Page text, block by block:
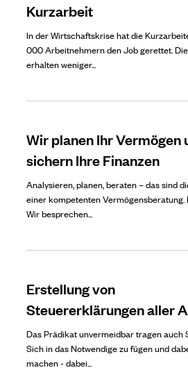
Kurzarbeit
In der Wirtschaftskrise hat die
000 Arbeitnehmern den Job gerettet.
erhalten weniger...
Wir planen Ihr Vermögen
sichern Ihre Finanzen
Analysieren, planen, beraten – das sind
einer kompetenten Vermögensberatung.
Wir besprechen...
Erstellung von
Steuererklärungen aller
Das Prädikat unvermeidbar tragen auch
Sich in das Notwendige zu fügen und
machen - dabei...